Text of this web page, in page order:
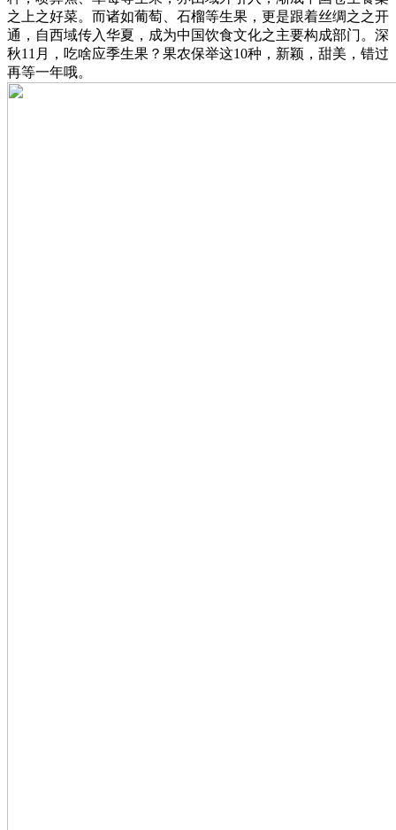
之上之好菜。而诸如葡萄、石榴等生果，更是跟着丝绸之之开
通，自西域传入华夏，成为中国饮食文化之主要构成部门。深
秋11月，吃啥应季生果？果农保举这10种，新颖，甜美，错过
再等一年哦。